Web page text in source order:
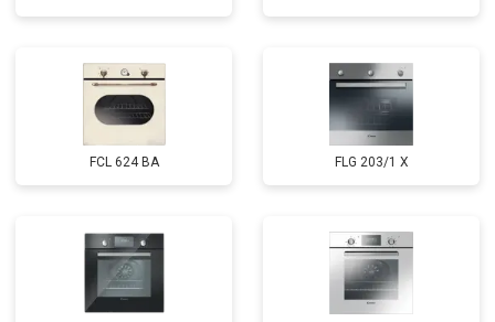
FCL 624 BA FLG 203/1 X